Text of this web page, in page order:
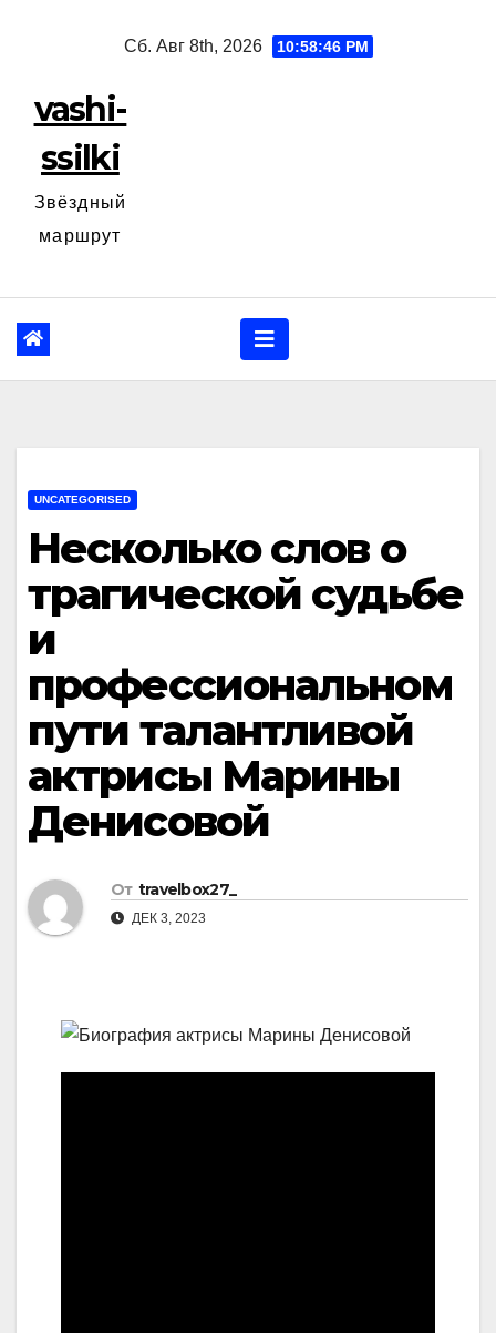
Сб. Авг 8th, 2026 10:58:47 PM
vashi-
ssilki
Звёздный
маршрут
UNCATEGORISED
Несколько слов о
трагической судьбе
и
профессиональном
пути талантливой
актрисы Марины
Денисовой
От travelbox27_
ДЕК 3, 2023